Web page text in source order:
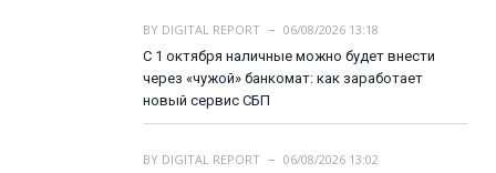
BY DIGITAL REPORT
06/08/2026 13:18
С 1 октября наличные можно будет внести
через «чужой» банкомат: как заработает
новый сервис СБП
BY DIGITAL REPORT
06/08/2026 13:02